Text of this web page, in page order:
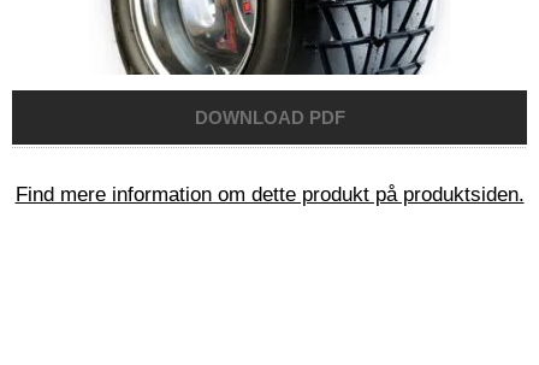
Find mere information om dette produkt på produktsiden.